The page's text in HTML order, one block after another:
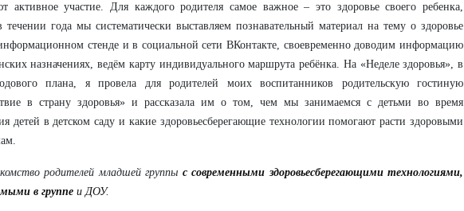
активное участие. Для каждого родителя самое важное – это здоровье своего ребенка,
течении года мы систематически выставляем познавательный материал на тему о здоровье
стенде и в социальной сети ВКонтакте, своевременно доводим информацию
назначениях, ведём карту индивидуального маршрута ребёнка. На «Неделе здоровья», в
плана, я провела для родителей моих воспитанников родительскую гостиную
в страну здоровья» и рассказала им о том, чем мы занимаемся с детьми во время
детей в детском саду и какие здоровьесберегающие технологии помогают расти здоровыми
родителей младшей группы с современными здоровьесберегающими технологиями,
в группе и ДОУ.